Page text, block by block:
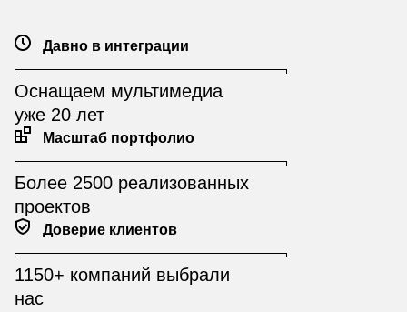
Давно в интеграции
Оснащаем мультимедиа
уже 20 лет
Масштаб портфолио
Более 2500 реализованных
проектов
Доверие клиентов
1150+ компаний выбрали
нас